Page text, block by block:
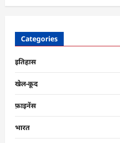
और
Categories
इतिहास
खेल-कूद
फ़ाइनेंस
भारत